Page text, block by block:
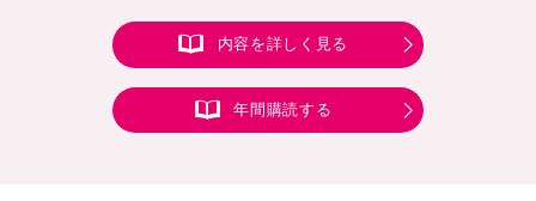
内容を詳しく見る
年間購読する